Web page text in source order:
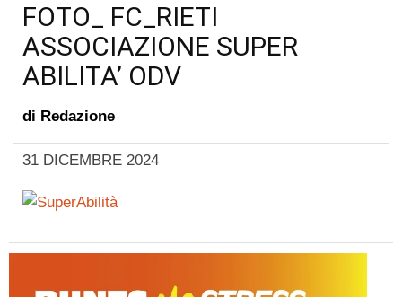
FOTO_ FC_RIETI
ASSOCIAZIONE SUPER
ABILITA’ ODV
di Redazione
31 DICEMBRE 2024